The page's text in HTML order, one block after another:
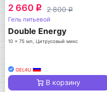
2 660 q 2 800q
Гель питьевой
Double Energy
10 x 75 мл, Цитрусовый микс
GEL4U
В корзину